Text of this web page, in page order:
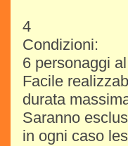
4
Condizioni:
6 personaggi
Facile
durata
Saranno
in ogni caso